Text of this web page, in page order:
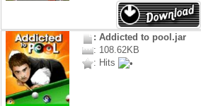
: Addicted to pool.jar
: 108.62KB
: Hits